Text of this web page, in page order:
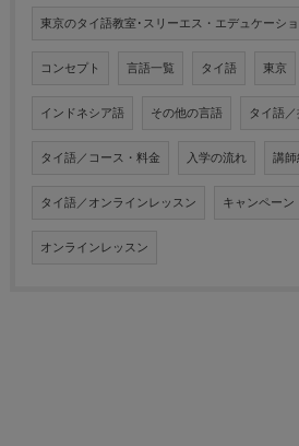
東京のタイ語教室･スリーエス・エデュケーシ
コンセプト 言語一覧 タイ語 東京
インドネシア語 その他の言語 タイ語
タイ語／コース・料金 入学の流れ 講師
タイ語／オンラインレッスン キャンペーン
オンラインレッスン